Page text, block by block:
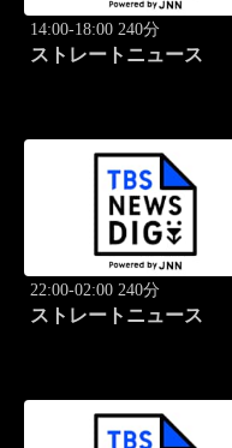
14:00-18:00 240分
ストレートニュース
22:00-02:00 240分
ストレートニュース